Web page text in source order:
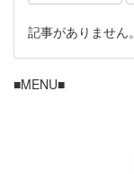
記事がありません。
■MENU■